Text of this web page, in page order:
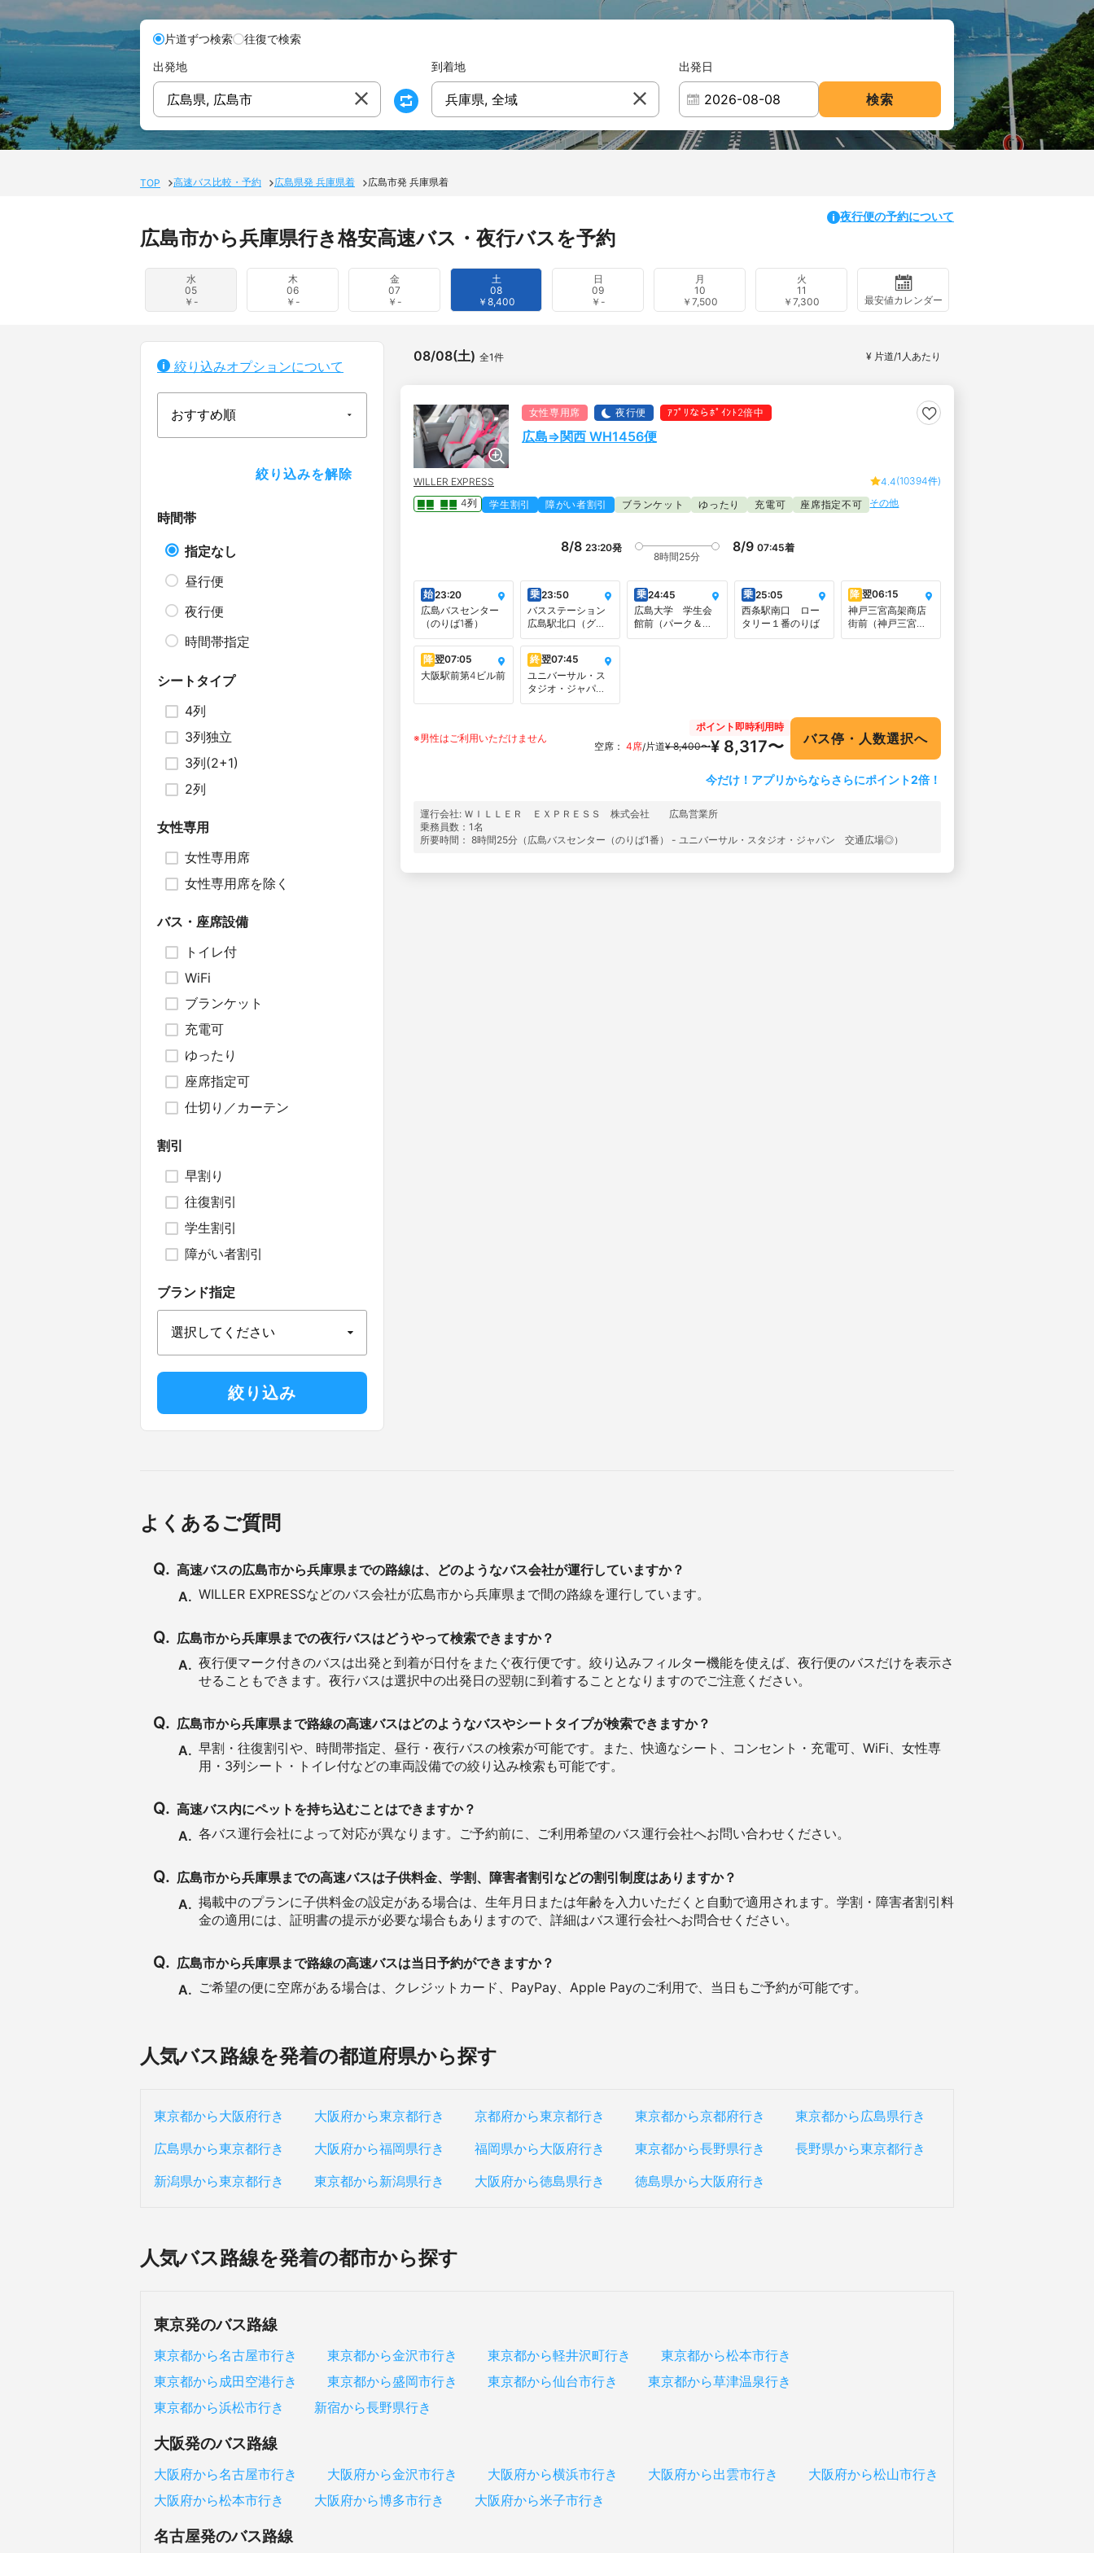
片道ずつ検索
往復で検索
出発地
広島県, 広島市
到着地
兵庫県, 全域
出発日
検索
TOP 高速バス比較・予約 広島県発 兵庫県着 広島市発 兵庫県着
広島市から兵庫県行き格安高速バス・夜行バスを予約
夜行便の予約について
水
05
￥-
木
06
￥-
金
07
￥-
土
08
￥8,400
日
09
￥-
月
10
￥7,500
火
11
￥7,300
最安値カレンダー
08/08(土) 全1件 ¥ 片道/1人あたり
女性専用席 夜行便 ｱﾌﾟﾘならﾎﾟｲﾝﾄ2倍中
広島⇒関西 WH1456便
WILLER EXPRESS 4.4(10394件)
4列
学生割引 障がい者割引 ブランケット ゆったり 充電可 座席指定不可 その他
8/8 23:20発
8時間25分
8/9 07:45着
始23:20
広島バスセンター
（のりば1番）
乗23:50
バスステーション
広島駅北口（グラ
ノード広島 ビル
1F）
乗24:45
広島大学 学生会
館前（パーク＆ラ
イドあり）
乗 25:05
西条駅南口 ロー
タリー１番のりば
降 翌06:15
神戸三宮高架商店
街前（神戸三宮高
速バス待合所・
降翌07:05
大阪駅前第4ビル前
終翌07:45
ユニバーサル・ス
タジオ・ジャパ
ン 交通広場◎
※男性はご利用いただけません
ポイント即時利用時
空席： 4席/片道¥ 8,400〜¥ 8,317〜 バス停・人数選択へ
今だけ！アプリからならさらにポイント2倍！
運行会社: ＷＩＬＬＥＲ ＥＸＰＲＥＳＳ 株式会社 広島営業所
乗務員数：1名
所要時間： 8時間25分（広島バスセンター（のりば1番） - ユニバーサル・スタジオ・ジャパン 交通広場◎）
絞り込みオプションについて
時間帯
指定なし
昼行便
夜行便
時間帯指定
シートタイプ
4列
3列独立
3列(2+1)
2列
女性専用
女性専用席
女性専用席を除く
バス・座席設備
トイレ付
WiFi
ブランケット
充電可
ゆったり
座席指定可
仕切り／カーテン
割引
早割り
往復割引
学生割引
障がい者割引
ブランド指定
よくあるご質問
Q. 高速バスの広島市から兵庫県までの路線は、どのようなバス会社が運行していますか？
A. WILLER EXPRESSなどのバス会社が広島市から兵庫県まで間の路線を運行しています。
Q. 広島市から兵庫県までの夜行バスはどうやって検索できますか？
A. 夜行便マーク付きのバスは出発と到着が日付をまたぐ夜行便です。絞り込みフィルター機能を使えば、夜行便のバスだけを表示さ
せることもできます。夜行バスは選択中の出発日の翌朝に到着することとなりますのでご注意ください。
Q. 広島市から兵庫県まで路線の高速バスはどのようなバスやシートタイプが検索できますか？
A. 早割・往復割引や、時間帯指定、昼行・夜行バスの検索が可能です。また、快適なシート、コンセント・充電可、WiFi、女性専
用・3列シート・トイレ付などの車両設備での絞り込み検索も可能です。
Q. 高速バス内にペットを持ち込むことはできますか？
A. 各バス運行会社によって対応が異なります。ご予約前に、ご利用希望のバス運行会社へお問い合わせください。
Q. 広島市から兵庫県までの高速バスは子供料金、学割、障害者割引などの割引制度はありますか？
A. 掲載中のプランに子供料金の設定がある場合は、生年月日または年齢を入力いただくと自動で適用されます。学割・障害者割引料
金の適用には、証明書の提示が必要な場合もありますので、詳細はバス運行会社へお問合せください。
Q. 広島市から兵庫県まで路線の高速バスは当日予約ができますか？
A. ご希望の便に空席がある場合は、クレジットカード、PayPay、Apple Payのご利用で、当日もご予約が可能です。
人気バス路線を発着の都道府県から探す
東京都から大阪府行き 大阪府から東京都行き 京都府から東京都行き 東京都から京都府行き
東京都から広島県行き
広島県から東京都行き
大阪府から福岡県行き 福岡県から大阪府行き 東京都から長野県行き
長野県から東京都行き
新潟県から東京都行き
東京都から新潟県行き 大阪府から徳島県行き 徳島県から大阪府行き
人気バス路線を発着の都市から探す
東京発のバス路線
東京都から名古屋市行き 東京都から金沢市行き 東京都から軽井沢町行き
東京都から松本市行き
東京都から成田空港行き
東京都から盛岡市行き 東京都から仙台市行き
東京都から草津温泉行き
東京都から浜松市行き
新宿から長野県行き
大阪発のバス路線
大阪府から名古屋市行き 大阪府から金沢市行き 大阪府から横浜市行き 大阪府から出雲市行き
大阪府から松山市行き
大阪府から松本市行き
大阪府から博多市行き 大阪府から米子市行き
名古屋発のバス路線